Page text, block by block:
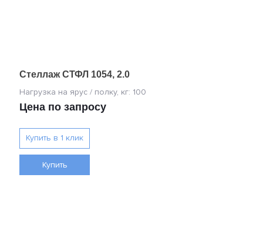
Стеллаж СТФЛ 1054, 2.0
Цена по запросу
Купить